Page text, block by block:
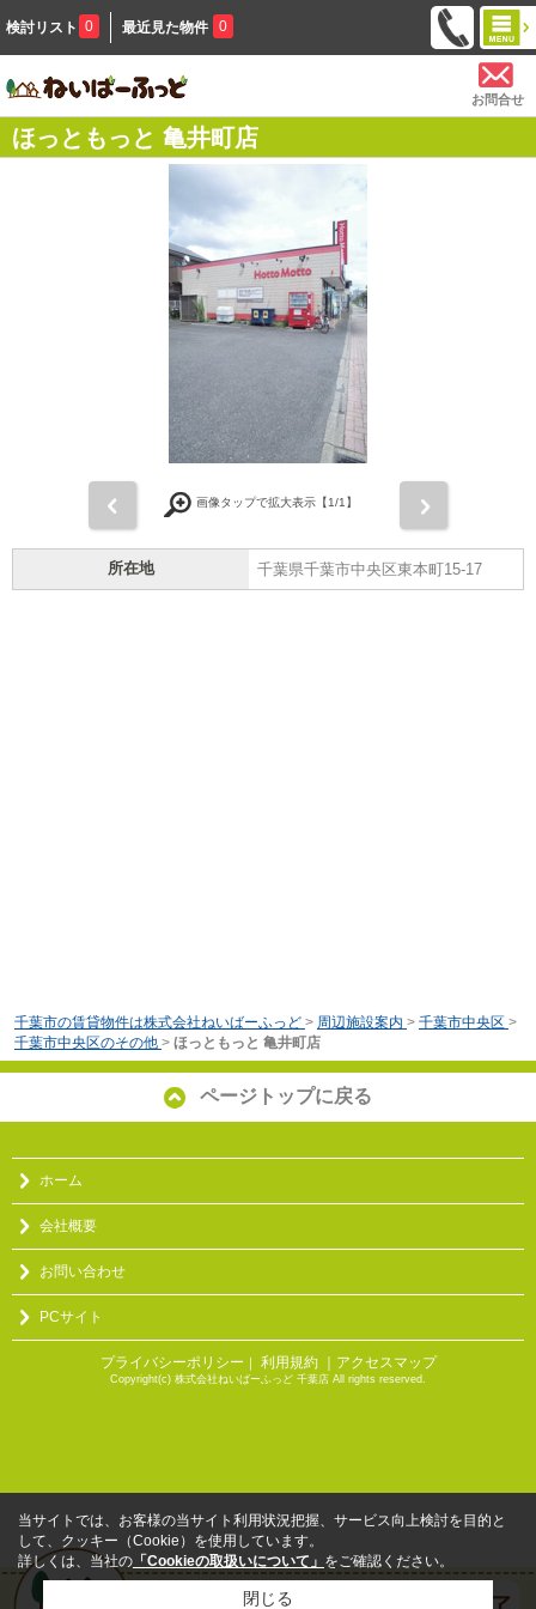
検討リスト 0 最近見た物件 0
お問合せ
ほっともっと 亀井町店
画像タップで拡大表示【1/1】
所在地 千葉県千葉市中央区東本町15-17
千葉市の賃貸物件は株式会社ねいばーふっど > 周辺施設案内 > 千葉市中央区 >
千葉市中央区のその他 > ほっともっと 亀井町店
ページトップに戻る
ホーム
会社概要
お問い合わせ
PCサイト
プライバシーポリシー ｜ 利用規約 ｜アクセスマップ
Copyright(c) 株式会社ねいばーふっど 千葉店 All rights reserved.
当サイトでは、お客様の当サイト利用状況把握、サービス向上検討を目的と
して、クッキー（Cookie）を使用しています。
詳しくは、当社の 「Cookieの取扱いについて」 をご確認ください。
閉じる